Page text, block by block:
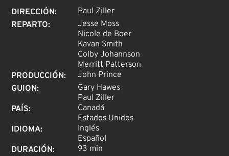
DIRECCIÓN:
Paul Ziller
REPARTO:
Jesse Moss
Nicole de Boer
Kavan Smith
Colby Johannson
Merritt Patterson
PRODUCCIÓN:
John Prince
GUION:
Gary Hawes
Paul Ziller
PAÍS:
Canadá
Estados Unidos
IDIOMA:
Inglés
Español
DURACIÓN:
93 min